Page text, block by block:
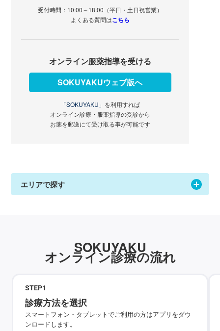
受付時間：10:00～18:00（平日・土日祝営業）
よくある質問はこちら
オンライン服薬指導を受ける
SOKUYAKUウェブ版へ
「SOKUYAKU」 を利用すれば
オンライン診療・服薬指導の受診から
お薬を郵送にて受け取る事が可能です
エリアで探す
SOKUYAKU
オンライン診療の流れ
STEP1
診療方法を選択
スマートフォン・タブレットでご利用の方はアプリをダウ
ンロードします。